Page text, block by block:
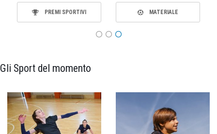
PREMI SPORTIVI MATERIALE
Gli Sport del momento